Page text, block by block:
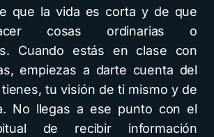
que la vida es corta y de que
cosas ordinarias o
Cuando estás en clase con
empiezas a darte cuenta del
tu visión de ti mismo y de
No llegas a ese punto con el
de recibir información